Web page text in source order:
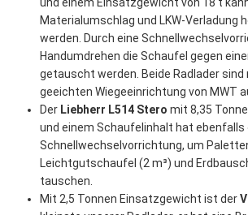
Materialumschlag und LKW-Verladung
werden. Durch eine
Handumdrehen die Schaufel gegen
getauscht werden. Beide Radlader sind
geeichten Wiegeeinrichtung von MWT
Der Liebherr L514 Stero mit 8,35
und einem Schaufelinhalt hat ebenfalls
Schnellwechselvorrichtung, um
Leichtgutschaufel (2 m³) und
tauschen.
Mit 2,5 Tonnen Einsatzgewicht ist der